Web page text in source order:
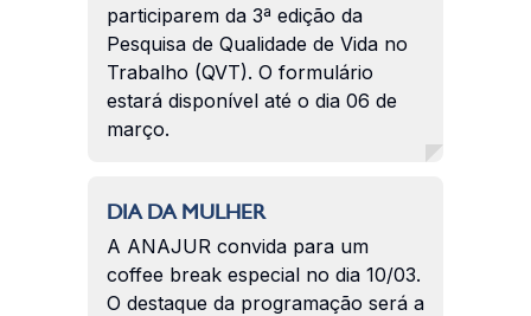
participarem da 3ª edição da
Pesquisa de Qualidade de Vida no
Trabalho (QVT). O formulário
estará disponível até o dia 06 de
março.
DIA DA MULHER
A ANAJUR convida para um
coffee break especial no dia 10/03.
O destaque da programação será a